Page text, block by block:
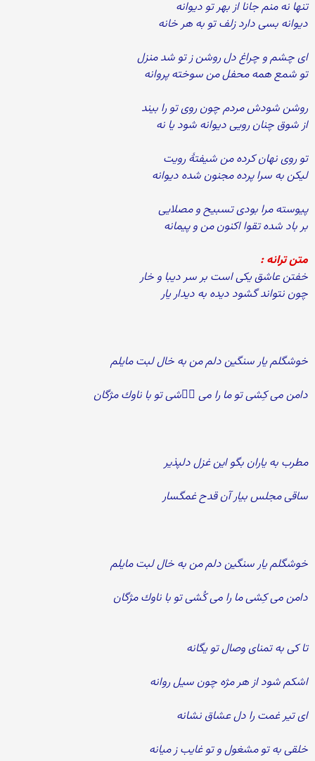
تنها نه منم جانا از بهر تو دیوانه
دیوانه بسی دارد زلف تو به هر خانه
ای چشم و چراغ دل روشن ز تو شد منزل
تو شمع همه محفل من سوخته پروانه
روشن شودش مردم چون روی تو را بیند
از شوق چنان رویی دیوانه شود یا نه
تو روی نهان كرده من شیفتۀ رویت
لیكن به سرا پرده مجنون شده دیوانه
پیوسته مرا بودی تسبیح و مصلایی
بر باد شده تقوا اكنون من و پیمانه
متن ترانه :
خفتن عاشق یكی است بر سر دیبا و خار
چون نتواند گشود دیده به دیدار یار
خوشگلم یار سنگین دلم من به خال لبت مایلم
دامن می كِشی تو ما را می ُشی تو با ناوك مژگان
مطرب به یاران بگو این غزل دلپذیر
ساقی مجلس بیار آن قدح غمگسار
خوشگلم یار سنگین دلم من به خال لبت مایلم
دامن می كِشی ما را می كُشی تو با ناوك مژگان
تا كی به تمنای وصال تو یگانه
اشکم شود از هر مژه چون سیل روانه
ای تیر غمت را دل عشاق نشانه
خلقی به تو مشغول و تو غایب ز میانه